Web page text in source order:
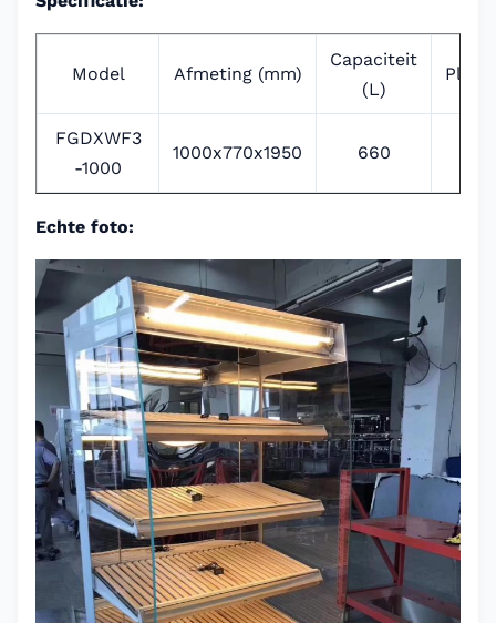
Model Afmeting (mm)
Capaciteit
(L)
FGDXWF3
-1000
1000x770x1950 660
Echte foto: